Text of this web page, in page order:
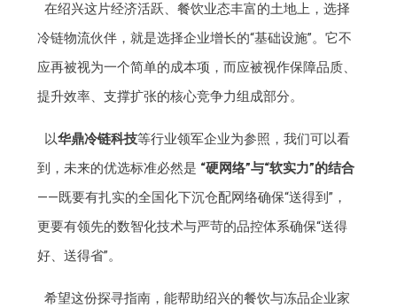
在绍兴这片经济活跃、餐饮业态丰富的土地上，选择
冷链物流伙伴，就是选择企业增长的“基础设施”。它不
应再被视为一个简单的成本项，而应被视作保障品质、
提升效率、支撑扩张的核心竞争力组成部分。
以华鼎冷链科技等行业领军企业为参照，我们可以看
到，未来的优选标准必然是 “硬网络”与“软实力”的结合
——既要有扎实的全国化下沉仓配网络确保“送得到”，
更要有领先的数智化技术与严苛的品控体系确保“送得
好、送得省”。
希望这份探寻指南，能帮助绍兴的餐饮与冻品企业家